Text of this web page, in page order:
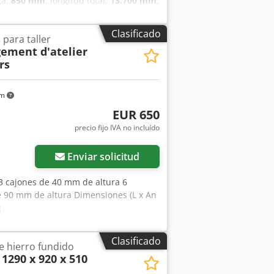
ABS, elevador trasero,
inmediata, sujeto a disponibilidad,
de 10 metros de longitud, altura
pistón para una apertura completa,
de ganchos laterales tipo Rud y
245.70 R 17.5, laterales de
SRL - PARMA. Cjdpfx Asznm
Clasificado
para taller
d'atelier
EUR 650
precio fijo IVA no incluído
Enviar solicitud
cajones de 40 mm de altura 6
mm de altura Dimensiones (L x An
Clasificado
hierro fundido
1290 x 920 x 510